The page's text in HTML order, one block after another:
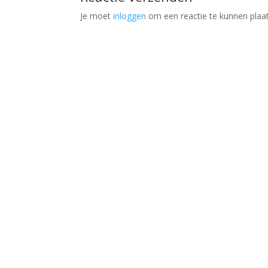
Je moetinloggen om een reactie te kunnen